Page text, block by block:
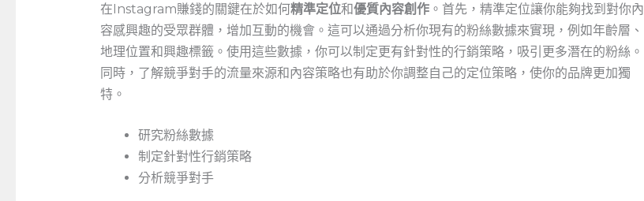
在Instagram賺錢的關鍵在於如何精準定位和優質內容創作。首先，精準定位讓你能夠找到對你內
容感興趣的受眾群體，增加互動的機會。這可以通過分析你現有的粉絲數據來實現，例如年齡層、
地理位置和興趣標籤。使用這些數據，你可以制定更有針對性的行銷策略，吸引更多潛在的粉絲。
同時，了解競爭對手的流量來源和內容策略也有助於你調整自己的定位策略，使你的品牌更加獨
特。
研究粉絲數據
制定針對性行銷策略
分析競爭對手